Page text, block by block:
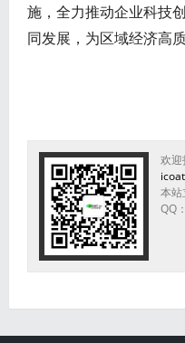
施，全力推动企业科技
同发展，为区域经济高
欢迎
本站
QQ：